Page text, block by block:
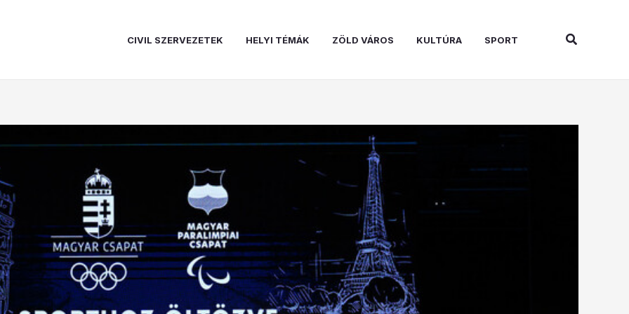
CIVIL SZERVEZETEK HELYI TÉMÁK ZÖLD VÁROS KULTÚRA SPORT Search